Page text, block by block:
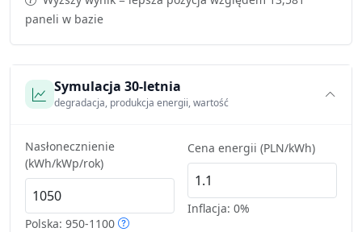
paneli w bazie
Symulacja 30-letnia
degradacja, produkcja energii, wartość
Nasłonecznienie
(kWh/kWp/rok)
Polska: 950-1100
Cena energii (PLN/kWh)
Inflacja: 0%